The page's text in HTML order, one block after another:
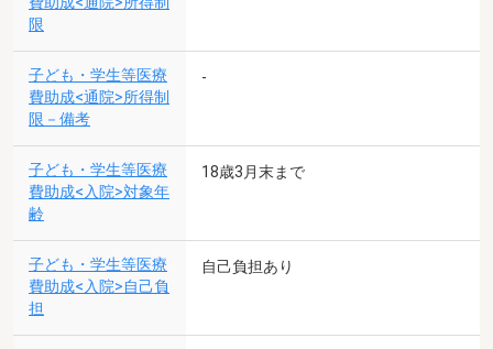
限
子ども・学生等医療
費助成<通院>所得制
限－備考
-
子ども・学生等医療
費助成<入院>対象年
齢
18歳3月末まで
子ども・学生等医療
費助成<入院>自己負
担
自己負担あり